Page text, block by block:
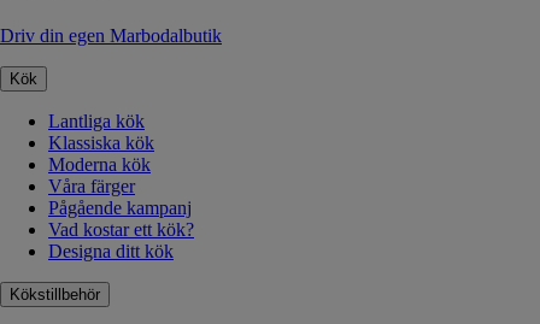
Driv din egen Marbodalbutik
Kök
Lantliga kök
Klassiska kök
Moderna kök
Våra färger
Pågående kampanj
Vad kostar ett kök?
Designa ditt kök
Kökstillbehör